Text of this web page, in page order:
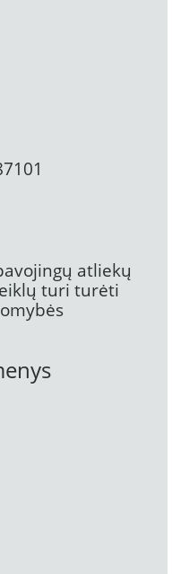
atliekų
turi turėti